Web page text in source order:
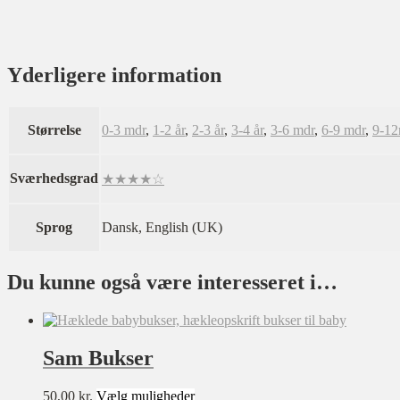
Yderligere information
Størrelse 0-3 mdr, 1-2 år, 2-3 år, 3-4 år, 3-6 mdr, 6-9 mdr, 9-
Sværhedsgrad ★★★★☆
Sprog Dansk, English (UK)
Du kunne også være interesseret i…
Sam Bukser
50,00 kr. Vælg mulighederDette